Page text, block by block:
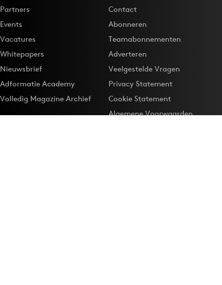
Partners
Events
Vacatures
Whitepapers
Nieuwsbrief
Adformatie Academy
Volledig Magazine Archief
Contact
Abonneren
Teamabonnementen
Adverteren
Veelgestelde Vragen
Privacy Statement
Cookie Statement
Algemene Voorwaarden